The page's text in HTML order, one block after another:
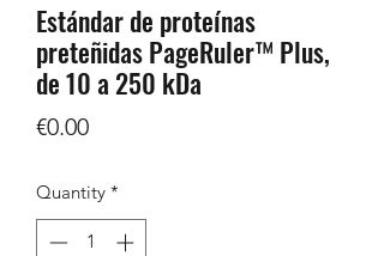
Estándar de proteínas
preteñidas PageRuler™ Plus,
de 10 a 250 kDa
€0.00Price
Quantity *